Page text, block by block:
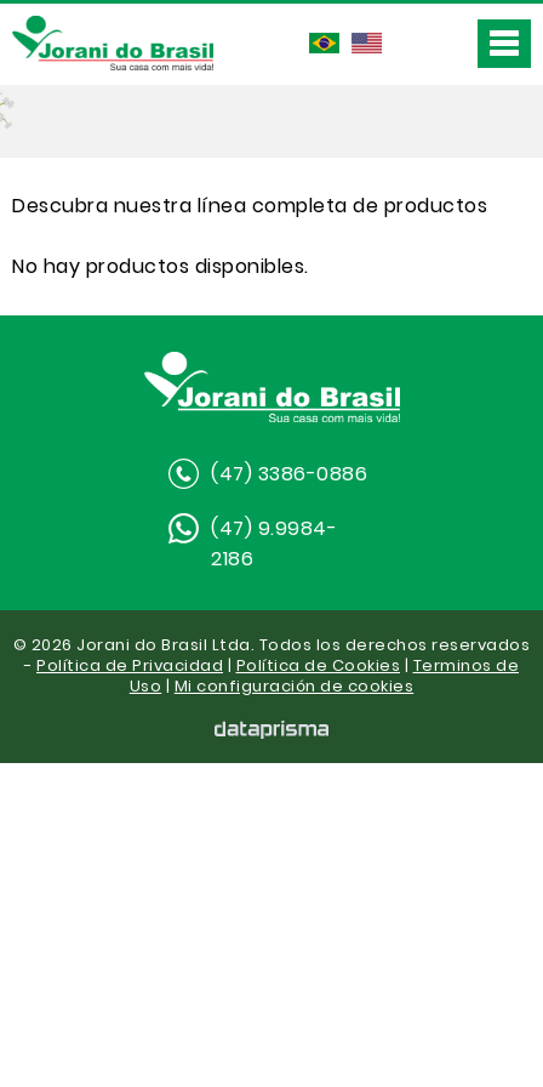
Descubra nuestra línea completa de productos
No hay productos disponibles.
(47) 3386-0886
(47) 9.9984-
2186
© 2026 Jorani do Brasil Ltda. Todos los derechos reservados
- Política de Privacidad | Política de Cookies | Terminos de
Uso | Mi configuración de cookies